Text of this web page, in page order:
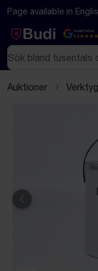
Hoppa till innehåll
Textbaserad
Page available in
Google Rating
4.5
Sök
Auktioner Verktyg
Föregående